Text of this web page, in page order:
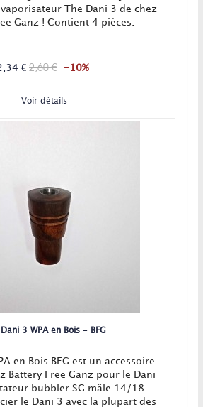
The Dani 3 de chez
Ganz ! Contient 4 pièces.
€ 2,60 € -10%
Voir détails
Dani 3 WPA en Bois - BFG
en Bois BFG est un accessoire
Battery Free Ganz pour le Dani
bubbler SG mâle 14/18
le Dani 3 avec la plupart des